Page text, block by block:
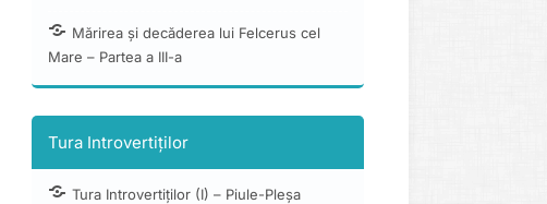
Mărirea și decăderea lui Felcerus cel
Mare – Partea a III-a
Tura Introvertiților
Tura Introvertiților (I) – Piule-Pleșa